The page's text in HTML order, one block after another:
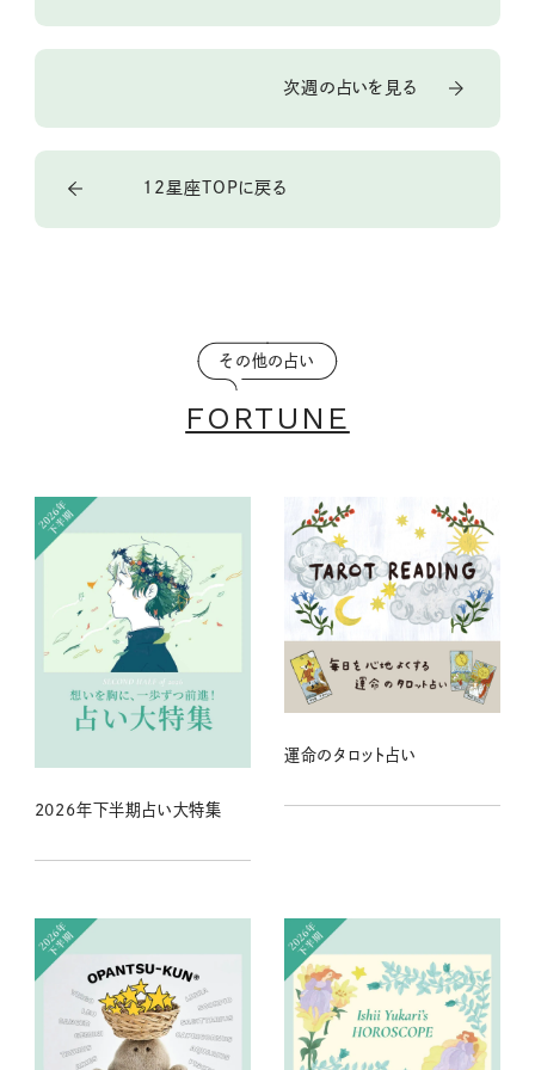
次週の占いを見る
12星座TOPに戻る
その他の占い
FORTUNE
2026年下半期占い大特集
運命のタロット占い